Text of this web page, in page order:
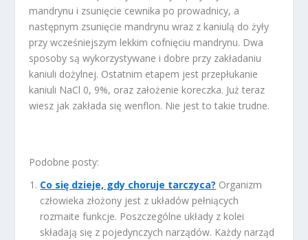
mandrynu i zsunięcie cewnika po prowadnicy, a
następnym zsunięcie mandrynu wraz z kaniulą do żyły
przy wcześniejszym lekkim cofnięciu mandrynu. Dwa
sposoby są wykorzystywane i dobre przy zakładaniu
kaniuli dożylnej. Ostatnim etapem jest przepłukanie
kaniuli NaCl 0, 9%, oraz założenie koreczka. Już teraz
wiesz jak zakłada się wenflon. Nie jest to takie trudne.
Podobne posty:
Co się dzieje, gdy choruje tarczyca? Organizm
człowieka złożony jest z układów pełniących
rozmaite funkcje. Poszczególne układy z kolei
składają się z pojedynczych narządów. Każdy narząd